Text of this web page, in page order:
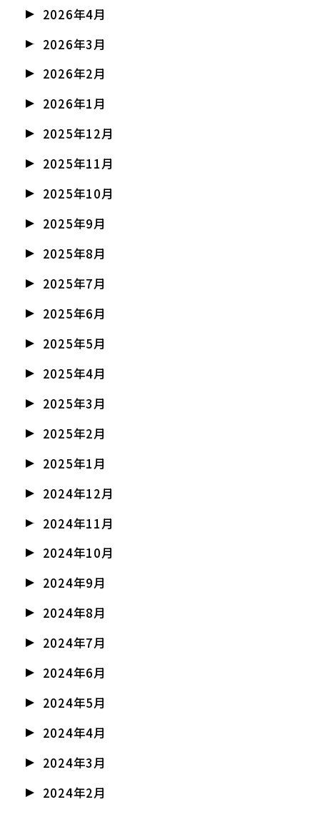
2026年4月
2026年3月
2026年2月
2026年1月
2025年12月
2025年11月
2025年10月
2025年9月
2025年8月
2025年7月
2025年6月
2025年5月
2025年4月
2025年3月
2025年2月
2025年1月
2024年12月
2024年11月
2024年10月
2024年9月
2024年8月
2024年7月
2024年6月
2024年5月
2024年4月
2024年3月
2024年2月